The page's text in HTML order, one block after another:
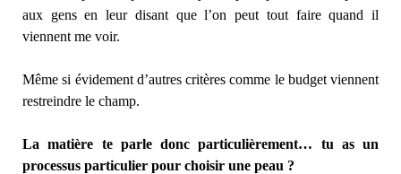
aux gens en leur disant que l’on peut tout faire quand il
viennent me voir.
Même si évidement d’autres critères comme le budget viennent
restreindre le champ.
La matière te parle donc particulièrement… tu as un
processus particulier pour choisir une peau ?